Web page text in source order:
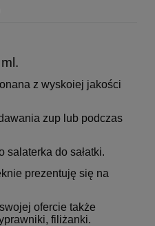
z wyskoiej jakości
zup lub podczas
salaterka do sałatki.
prezentuję się na
ofercie także
filiżanki.